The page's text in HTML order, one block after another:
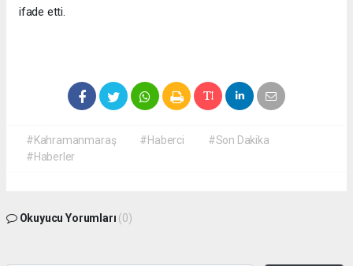
ifade etti.
#Kahramanmaraş #Haberci
#Son Dakika
#Haberler
Okuyucu Yorumları (0)